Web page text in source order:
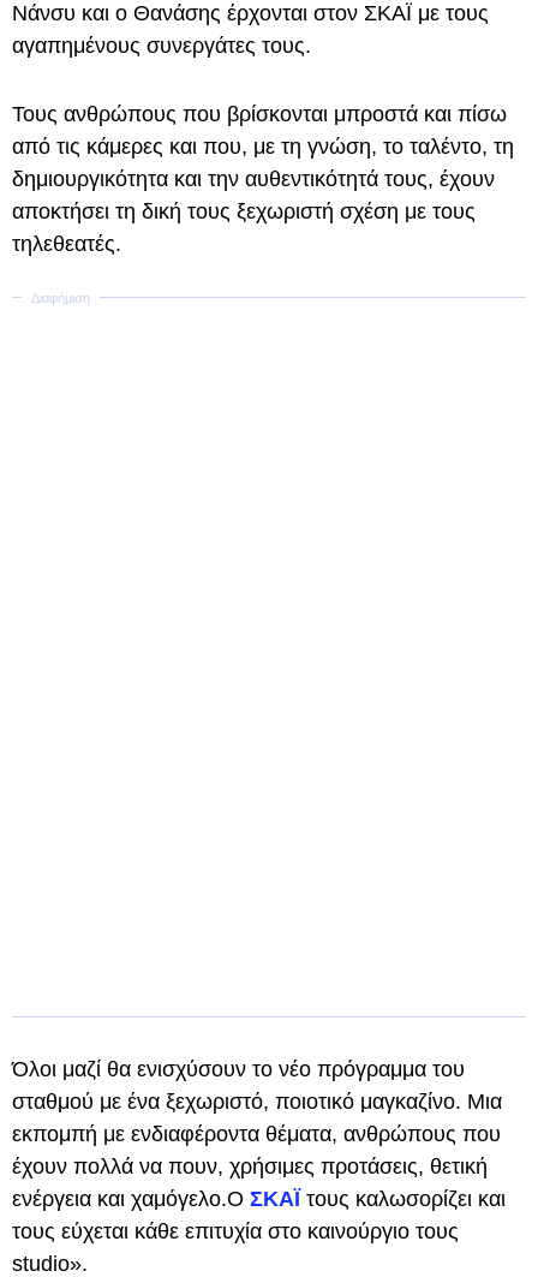
Νάνσυ και ο Θανάσης έρχονται στον ΣΚΑΪ με τους
αγαπημένους συνεργάτες τους.
Τους ανθρώπους που βρίσκονται μπροστά και πίσω
από τις κάμερες και που, με τη γνώση, το ταλέντο, τη
δημιουργικότητα και την αυθεντικότητά τους, έχουν
αποκτήσει τη δική τους ξεχωριστή σχέση με τους
τηλεθεατές.
Όλοι μαζί θα ενισχύσουν το νέο πρόγραμμα του
σταθμού με ένα ξεχωριστό, ποιοτικό μαγκαζίνο. Μια
εκπομπή με ενδιαφέροντα θέματα, ανθρώπους που
έχουν πολλά να πουν, χρήσιμες προτάσεις, θετική
ενέργεια και χαμόγελο.Ο ΣΚΑΪ τους καλωσορίζει και
τους εύχεται κάθε επιτυχία στο καινούργιο τους
studio».